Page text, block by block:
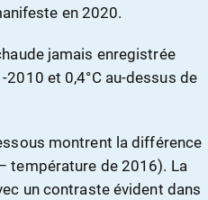
en 2020.
jamais enregistrée
et 0,4°C au-dessus de
montrent la différence
température de 2016). La
un contraste évident dans